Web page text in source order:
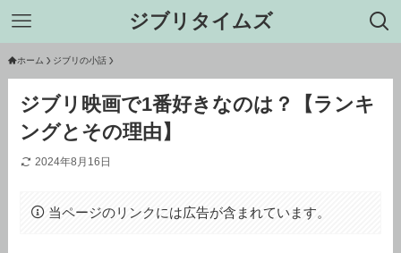
ジブリタイムズ
ホーム ジブリの小話
ジブリ映画で1番好きなのは？【ランキ
ングとその理由】
2024年8月16日
当ページのリンクには広告が含まれています。